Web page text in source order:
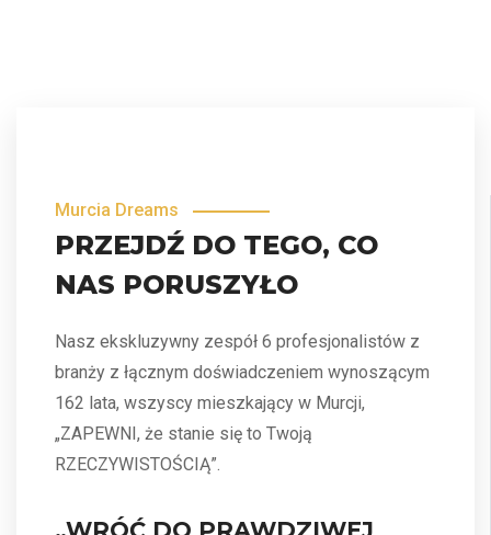
Murcia Dreams
PRZEJDŹ DO TEGO, CO
NAS PORUSZYŁO
Nasz ekskluzywny zespół 6 profesjonalistów z
branży z łącznym doświadczeniem wynoszącym
162 lata, wszyscy mieszkający w Murcji,
„ZAPEWNI, że stanie się to Twoją
RZECZYWISTOŚCIĄ”.